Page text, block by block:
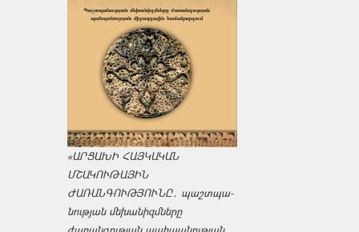
«ԱՐՑԱԽԻ ՀԱՅԿԱԿԱՆ
ՄՇԱԿՈՒԹԱՅԻՆ
ԺԱՌԱՆԳՈՒԹՅՈՒՆԸ․ պաշտպա­
նության մեխանիզմները